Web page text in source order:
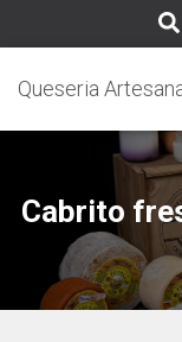
Queseria
Cabrito